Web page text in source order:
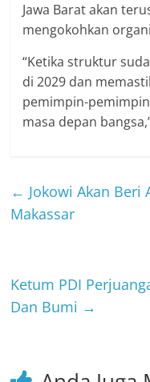
Jawa Barat akan
mengokohkan
“Ketika struktur
di 2029 dan
pemimpin-
masa depan
← Jokowi Akan Beri
Makassar
Ketum PDI
Dan Bumi →